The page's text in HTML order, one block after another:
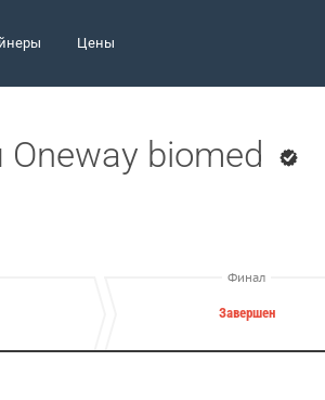
Цены
biomed
Финал
Завершен